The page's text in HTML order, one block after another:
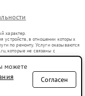
характер.
устройств, в отношении которых
по ремонту. Услуги оказываются
которые не связаны с
представителями.
оборот в соответствии
услуг или введения
о предоставляемых услугах по
офертой, определяемой
можете
Согласен